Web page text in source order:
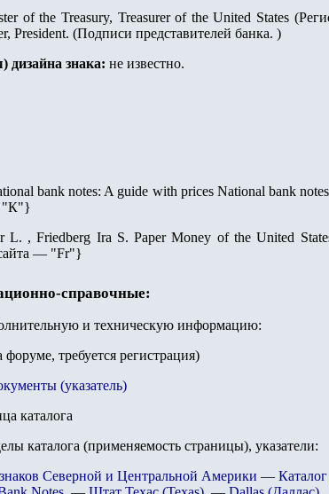
of the Treasury, Treasurer of the United States
President. (Подписи представителей банка. )
дизайна знака: не известно.
bank notes: A guide with prices National bank
"К"}
L. , Friedberg Ira S. Paper Money of the United
— "Fr"}
справочные:
и техническую информацию:
форуме, требуется регистрация)
(указатель)
каталога
каталога (применяемость страницы), указатели:
Северной и Центральной Америки —